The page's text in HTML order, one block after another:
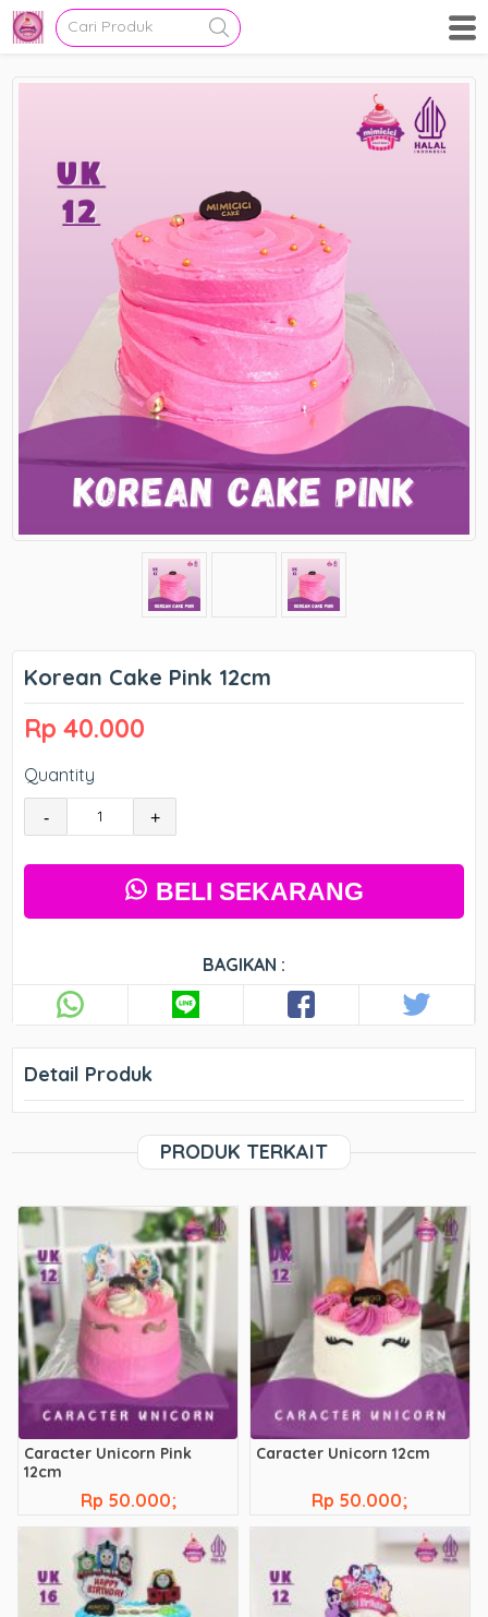
Korean Cake Pink 12cm
Rp 40.000
Quantity
- +
BELI SEKARANG
BAGIKAN :
Detail Produk
PRODUK TERKAIT
Caracter Unicorn Pink
12cm
Rp 50.000;
Caracter Unicorn 12cm
Rp 50.000;